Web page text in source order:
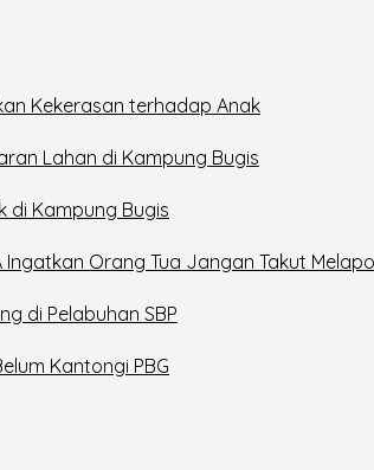
Kekerasan terhadap Anak
Lahan di Kampung Bugis
di Kampung Bugis
Ingatkan Orang Tua Jangan Takut
di Pelabuhan SBP
Kantongi PBG